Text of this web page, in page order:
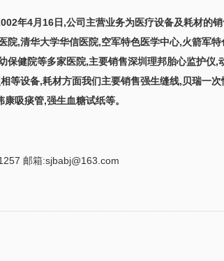
年4月 16日,公司主营业务为医疗设备及耗材的
院,清华大学华信医院,空军特色医学中心,火箭军特
保健院等多家医院,主要销售深圳理邦胎心监护仪,
等设备,耗材方面我们主要销售强生缝线,贝瑞一次
吸痰管,强生血糖试纸等。
邮箱:sjbabj@163.com